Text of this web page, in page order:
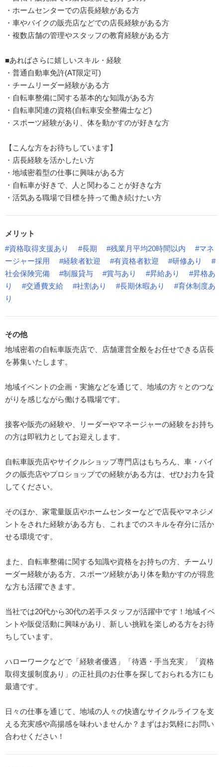
・ホームセンターでの店長経験がある方
・車やバイクの販売店などでの店長経験がある方
・複数店舗の管理やスタッフの教育経験がある方
■あればさらに嬉しいスキル・経験
・普通自動車免許(AT限定可)
・チームリーダー経験がある方
・自転車整備に関する基本的な知識がある方
・自転車関連の資格(自転車安全整備士など)
・スポーツ経験があり、体を動かすのが好きな方
【こんな方をお待ちしています】
・店長経験を活かしたい方
・地域密着型の仕事に興味がある方
・自転車が好きで、人と関わることが好きな方
・活気ある職場で目標を持って働き続けたい方
メリット
#資格取得支援あり
#長期 #残業月平均20時間以内
#マネ
ージャー採用
#経験者歓迎 #有資格者歓迎 #研修あり
#
社会保険完備
#制服貸与 #賞与あり #昇給あり
#昇格あ
り
#交通費支給 #社割あり #長期休暇あり
#育休制度あ
り
その他
地域密着の自転車販売店で、店舗運営全般をお任せできる店長
を募集いたします。
地域イベントの企画・実施などを通じて、地域の方々とのつな
がりを感じながら働ける職場です。
接客や販売の経験や、リーダーやマネージャーの経験をお持ち
の方は即戦力としてお迎えします。
自転車販売店やサイクルショップ専門店はもちろん、車・バイ
クの販売店やプロショップでの経験がある方は、ぜひお力を貸
してください。
そのほか、家電量販店やホームセンターなどで店長やマネジメ
ントをされた経験がある方も、これまでのスキルを存分に活か
せる環境です。
また、自転車整備に関する知識や資格をお持ちの方、チームリ
ーダー経験がある方、スポーツ経験があり体を動かすのが得意
な方も活躍できます。
当社では20代から30代の若手スタッフが活躍中です！地域イベ
ントや販促活動に興味があり、新しい挑戦を楽しめる方をお待
ちしています。
ハローワークなどで「経験者優遇」「待遇・手当充実」「資格
取得支援制度あり」の正社員のお仕事を探しておられる方にも
最適です。
日々の仕事を通じて、地域の人々の快適なサイクルライフを支
える充実感や高揚感を味わいませんか？まずはお気軽にお問い
合わせください！